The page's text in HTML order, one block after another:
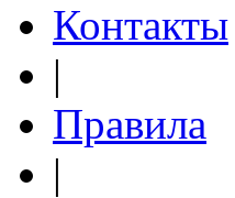
Контакты
|
Правила
|